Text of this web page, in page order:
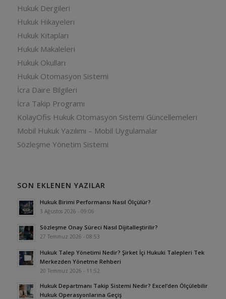
Hukuk Dergileri
Hukuk Hikayeleri
Hukuk Kitapları
Hukuk Makaleleri
Hukuk Okulları
Hukuk Otomasyon Sistemi
İcra Daire Bilgileri
İcra Takip Programı
KolayOfis Hukuk Otomasyon Sistemi Güncellemeleri
Mobil Hukuk Yazılımı – Mobil Uygulamalar
Sözleşme Yönetim Sistemi
SON EKLENEN YAZILAR
Hukuk Birimi Performansı Nasıl Ölçülür?
3 Ağustos 2026 - 09:06
Sözleşme Onay Süreci Nasıl Dijitalleştirilir?
27 Temmuz 2026 - 08:53
Hukuk Talep Yönetimi Nedir? Şirket İçi Hukuki Talepleri Tek
Merkezden Yönetme Rehberi
20 Temmuz 2026 - 11:52
Hukuk Departmanı Takip Sistemi Nedir? Excel’den Ölçülebilir
Hukuk Operasyonlarına Geçiş